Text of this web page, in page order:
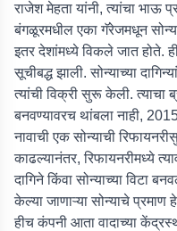
राजेश मेहता यांनी, त्यांचा भाऊ
बंगळूरमधील एका गॅरेजमधून
इतर देशांमध्ये विकले जात होते.
सूचीबद्ध झाली. सोन्याच्या
त्यांची विक्री सुरू केली.
बनवण्यावरच थांबला नाही,
नावाची एक सोन्याची
काढल्यानंतर, रिफायनरीमध्ये
दागिने किंवा सोन्याच्या विटा
केल्या जाणाऱ्या सोन्याचे प्रमाण
हीच कंपनी आता वादाच्या